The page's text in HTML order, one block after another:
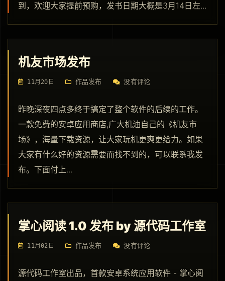
到，欢迎大家提前预购，发书日期大概是3月14日左...
机友市场发布
11月20日 作品发布 没有评论
昨晚深夜四点多终于搞定了整个软件的后续的工作。
一款免费的安卓应用商店,广大机油自己的《机友市
场》，海量下载资源，让大家玩机更爽更给力。如果
大家有什么好的资源需要而找不到的，可以联系我发
布。下面付上...
掌心阅读 1.0 发布 by 源代码工作室
11月02日 作品发布 没有评论
源代码工作室出品，首款安卓系统应用软件 - 掌心阅